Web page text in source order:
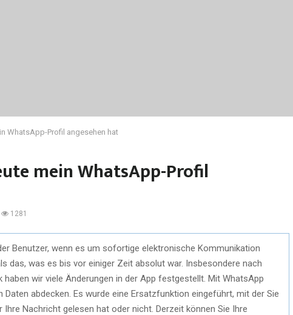
WhatsApp-Profil angesehen hat
mein WhatsApp-Profil
1281
Benutzer, wenn es um sofortige elektronische Kommunikation
das, was es bis vor einiger Zeit absolut war. Insbesondere nach
wir viele Änderungen in der App festgestellt. Mit WhatsApp
abdecken. Es wurde eine Ersatzfunktion eingeführt, mit der Sie
Nachricht gelesen hat oder nicht. Derzeit können Sie Ihre